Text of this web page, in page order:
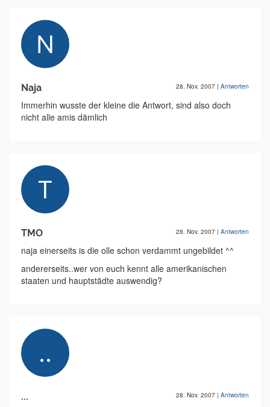
Naja 28. Nov. 2007 | Antworten
Immerhin wusste der kleine die Antwort, sind also doch
nicht alle amis dämlich
TMO 28. Nov. 2007 | Antworten
naja einerseits is die olle schon verdammt ungebildet ^^
andererseits..wer von euch kennt alle amerikanischen
staaten und hauptstädte auswendig?
... 28. Nov. 2007 | Antworten